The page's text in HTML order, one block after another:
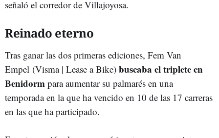
señaló el corredor de Villajoyosa.
Reinado eterno
Tras ganar las dos primeras ediciones, Fem Van
Empel (Visma | Lease a Bike) buscaba el triplete en
Benidorm para aumentar su palmarés en una
temporada en la que ha vencido en 10 de las 17 carreras
en las que ha participado.